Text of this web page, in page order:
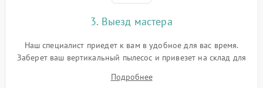
3. Выезд мастера
Наш специалист приедет к вам в удобное для вас время.
Заберет ваш вертикальный пылесос и привезет на склад для
Подробнее